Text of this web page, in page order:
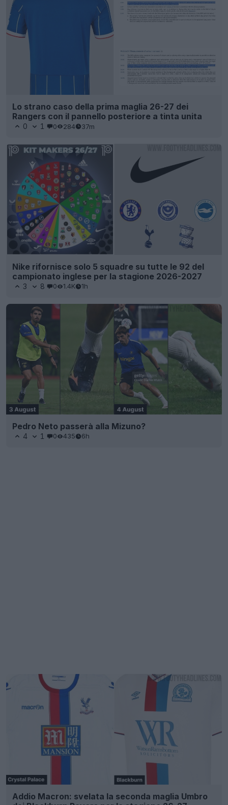
Lo strano caso della prima maglia 26-27 dei
Rangers con il pannello posteriore a tinta unita
0 1 0 284 37m
Nike rifornisce solo 5 squadre su tutte le 92 del
campionato inglese per la stagione 2026-2027
3 8 0 1.4K 1h
Pedro Neto passerà alla Mizuno?
4 1 0 435 6h
Addio Macron: svelata la seconda maglia Umbro